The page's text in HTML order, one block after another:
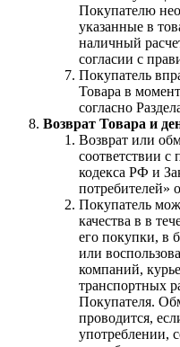
Покупателю
указанные в
наличный
согласии с
Покупатель
Товара в
согласно
Возврат Товара и
Возврат или
соответствии
кодекса РФ и
потребителей»
Покупатель
качества в в
его покупки, в
или
компаний,
транспортных
Покупателя.
проводится,
употреблении,